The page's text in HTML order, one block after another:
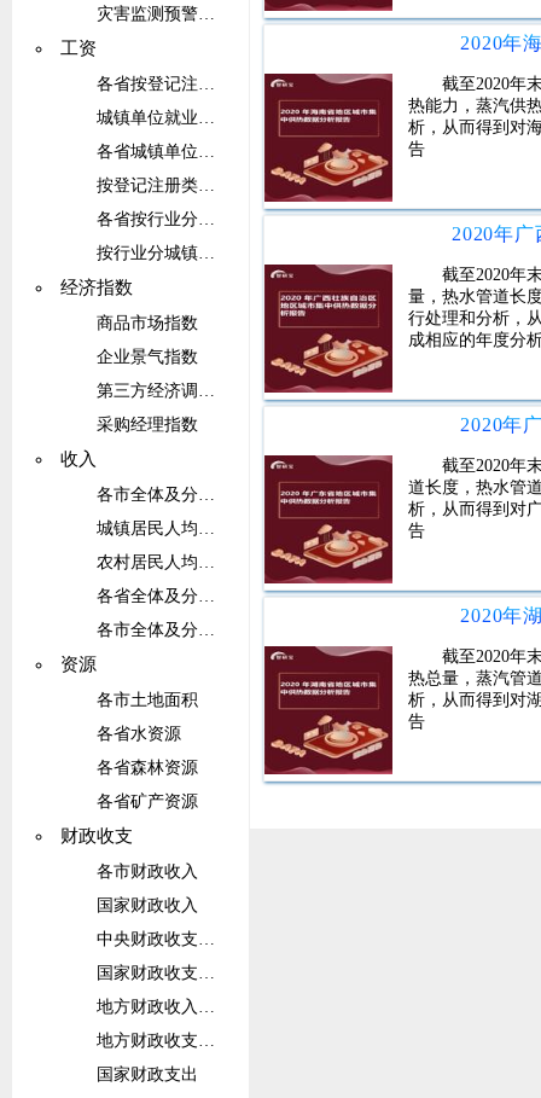
灾害监测预警系统建设
工资
各省按登记注册类型分城镇单位就业人员工资
城镇单位就业人员工资
各省城镇单位就业人员工资
按登记注册类型分城镇单位就业人员工资
各省按行业分城镇单位就业人员工资
按行业分城镇单位就业人员工资
经济指数
商品市场指数
企业景气指数
第三方经济调查指数
采购经理指数
收入
各市全体及分城乡居民收入
城镇居民人均收入
农村居民人均收入
各省全体及分城乡居民收入
各市全体及分城乡居民收支
资源
各市土地面积
各省水资源
各省森林资源
各省矿产资源
财政收支
各市财政收入
国家财政收入
中央财政收支总额
国家财政收支总额及增长速度
地方财政收入概况
地方财政收支总额
国家财政支出
2020年
截至2020年
热能力，蒸汽供
析，从而得到对
告
截至2020年
量，热水管道长
行处理和分析，
成相应的年度分
2020年
截至2020年
道长度，热水管
析，从而得到对
告
2020年
截至2020年
热总量，蒸汽管
析，从而得到对
告